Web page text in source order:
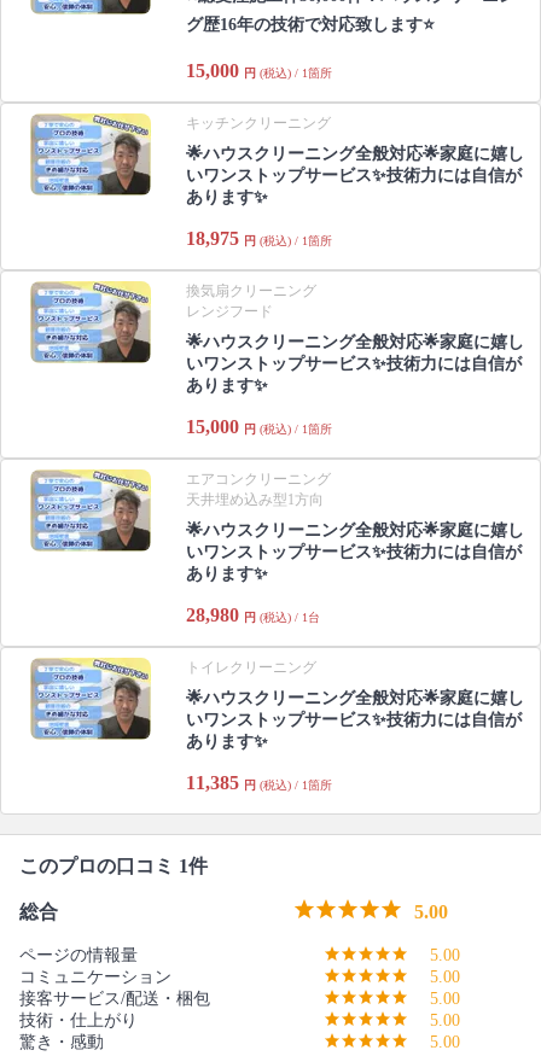
グ歴16年の技術で対応致します⭐
15,000 円 (税込) / 1箇所
キッチンクリーニング
🌟ハウスクリーニング全般対応🌟家庭に嬉し
いワンストップサービス✨技術力には自信が
あります✨
18,975 円 (税込) / 1箇所
換気扇クリーニング
レンジフード
🌟ハウスクリーニング全般対応🌟家庭に嬉し
いワンストップサービス✨技術力には自信が
あります✨
15,000 円 (税込) / 1箇所
エアコンクリーニング
天井埋め込み型1方向
🌟ハウスクリーニング全般対応🌟家庭に嬉し
いワンストップサービス✨技術力には自信が
あります✨
28,980 円 (税込) / 1台
トイレクリーニング
🌟ハウスクリーニング全般対応🌟家庭に嬉し
いワンストップサービス✨技術力には自信が
あります✨
11,385 円 (税込) / 1箇所
このプロの口コミ 1件
総合 5.00
ページの情報量
5.00
コミュニケーション
5.00
接客サービス/配送・梱包
5.00
技術・仕上がり
5.00
驚き・感動
5.00